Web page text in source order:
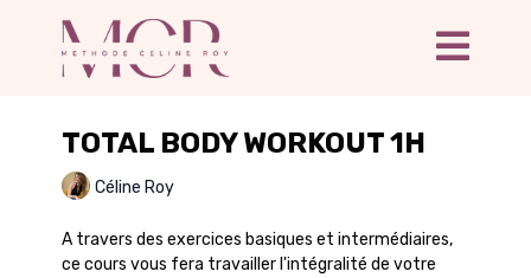
TOTAL BODY WORKOUT 1H
Céline Roy
A travers des exercices basiques et intermédiaires,
ce cours vous fera travailler l'intégralité de votre